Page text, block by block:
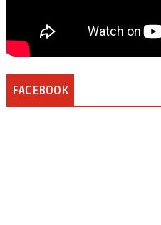
FACEBOOK